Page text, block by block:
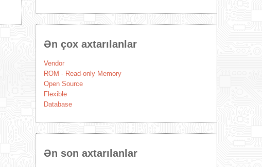
Ən çox axtarılanlar
Vendor
ROM - Read-only Memory
Open Source
Flexible
Database
Ən son axtarılanlar